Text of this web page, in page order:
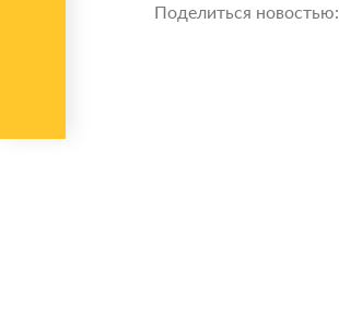
Поделиться новостью: